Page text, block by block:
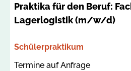
Praktika für den Beruf:
Lagerlogistik (m/w/d)
Bereich
Schülerpraktikum
Termin
Termine auf Anfrage
Ort